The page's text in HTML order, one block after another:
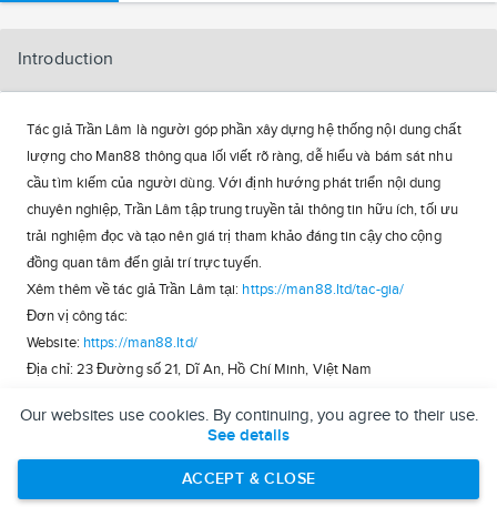
Our websites use cookies. By continuing, you agree to their use.
See details
ACCEPT & CLOSE
Introduction
Tác giả Trần Lâm là người góp phần xây dựng hệ thống nội dung chất
lượng cho Man88 thông qua lối viết rõ ràng, dễ hiểu và bám sát nhu
cầu tìm kiếm của người dùng. Với định hướng phát triển nội dung
chuyên nghiệp, Trần Lâm tập trung truyền tải thông tin hữu ích, tối ưu
trải nghiệm đọc và tạo nên giá trị tham khảo đáng tin cậy cho cộng
đồng quan tâm đến giải trí trực tuyến.
Xêm thêm về tác giả Trần Lâm tại: https://man88.ltd/tac-gia/
Đơn vị công tác:
Website: https://man88.ltd/
Địa chỉ: 23 Đường số 21, Dĩ An, Hồ Chí Minh, Việt Nam
Mail:man88ltdtacgia@gmail.com